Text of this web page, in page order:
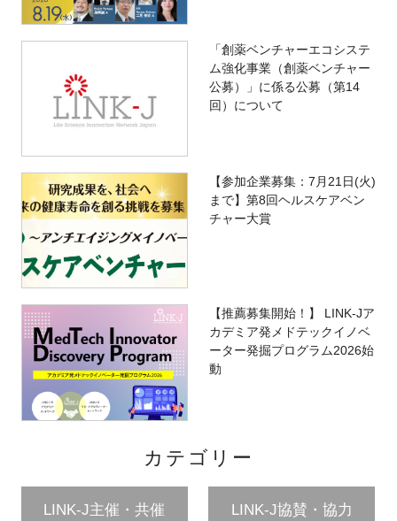
「創薬ベンチャーエコシステ
ム強化事業（創薬ベンチャー
公募）」に係る公募（第14
回）について
【参加企業募集：7月21日(火)
まで】第8回ヘルスケアベン
チャー大賞
【推薦募集開始！】 LINK-Jア
カデミア発メドテックイノベ
ーター発掘プログラム2026始
動
カテゴリー
LINK-J主催・共催 LINK-J協賛・協力